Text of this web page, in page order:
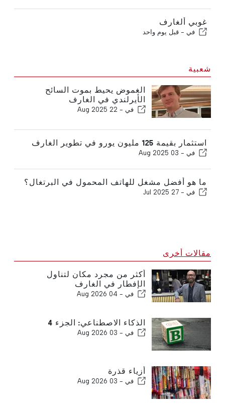
غوبي ألغارف
في - قبل يوم واحد
شعبية
الغموض يحيط بموت السائح
الأيرلندي في الغارف
في - 22 Aug 2025
استثمار بقيمة 125 مليون يورو في تطوير الغارف
في - 03 Aug 2025
ما هو أفضل مشغل للهاتف المحمول في البرتغال؟
في - 27 Jul 2025
مقالات أخرى
أكثر من مجرد مكان لتناول
الإفطار في الغارف
في - 04 Aug 2026
الذكاء الاصطناعي: الجزء 4
في - 03 Aug 2026
أزياء قذرة
في - 03 Aug 2026